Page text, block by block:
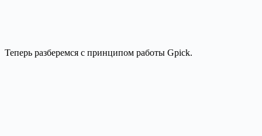
Теперь разберемся с принципом работы Gpick.